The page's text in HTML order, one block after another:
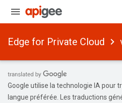
Edge for Private Cloud
Google utilise la technologie IA pour
langue préférée. Les traductions